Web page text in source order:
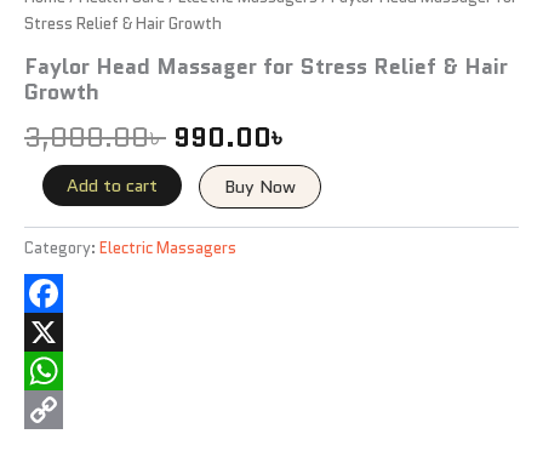
Stress Relief & Hair Growth
Faylor Head Massager for Stress Relief & Hair
Growth
3,000.00৳ 990.00৳
Add to cart Buy Now
Category: Electric Massagers
Facebook
X
WhatsApp